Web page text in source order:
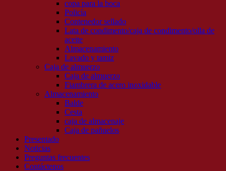
copa para la boca
Policía
Contenedor sellado
Lata de condimento/caja de condimento/olla de
aceite
Almacenamiento
Lavado y tamiz
Caja de almuerzo
Caja de almuerzo
Fiambrera de acero inoxidable
Almacenamiento
Balde
Cesta
caja de almacenaje
Caja de pañuelos
Presentado
Noticias
Preguntas frecuentes
Contáctenos